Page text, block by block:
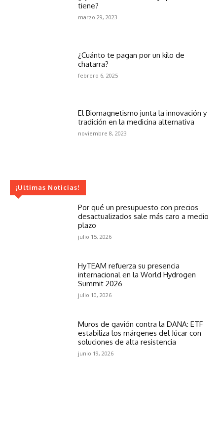
tiene?
marzo 29, 2023
¿Cuánto te pagan por un kilo de
chatarra?
febrero 6, 2025
El Biomagnetismo junta la innovación y
tradición en la medicina alternativa
noviembre 8, 2023
¡Ultimas Noticias!
Por qué un presupuesto con precios
desactualizados sale más caro a medio
plazo
julio 15, 2026
HyTEAM refuerza su presencia
internacional en la World Hydrogen
Summit 2026
julio 10, 2026
Muros de gavión contra la DANA: ETF
estabiliza los márgenes del Júcar con
soluciones de alta resistencia
junio 19, 2026